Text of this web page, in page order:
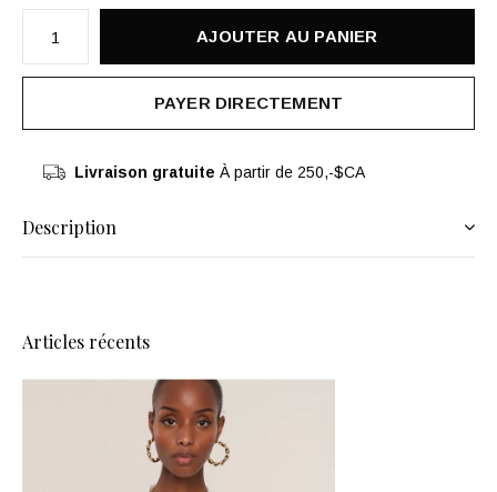
AJOUTER AU PANIER
PAYER DIRECTEMENT
Livraison gratuite À partir de 250,-$CA
Description
Articles récents